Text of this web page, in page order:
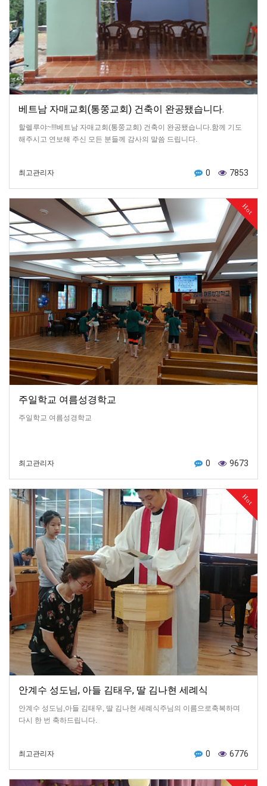
베트남 자매교회(통쭝교회) 건축이 완공됐습니다.
할렐루야~!!!베트남 자매교회(통쭝교회) 건축이 완공됐습니다.함께 기도
해주시고 연보해 주신 모든 분들께 감사의 말씀 드립니다.
최고관리자 0 7853
Hot
주일학교 여름성경학교
주일학교 여름성경학교
최고관리자 0 9673
Hot
안계수 성도님, 아들 김태우, 딸 김나현 세례식
안계수 성도님,아들 김태우, 딸 김나현 세례식주님의 이름으로축복하며
다시 한 번 축하드립니다.
최고관리자 0 6776